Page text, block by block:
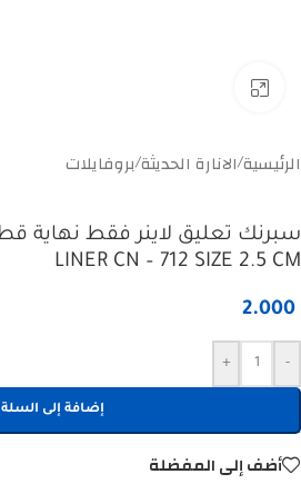
الرئيسية/الانارة الحديثة/بروفايلات
LINER CN – 712 SIZE 2.5 CM
2.000
-
+
إضافة إلى السلة
أضف إلى المفضلة